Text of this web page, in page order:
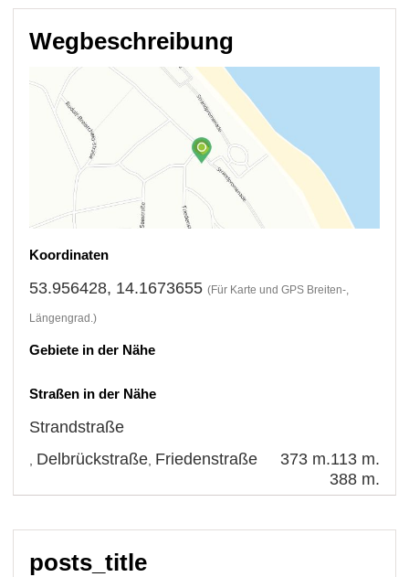
Wegbeschreibung
Koordinaten
53.956428, 14.1673655 (Für Karte und GPS Breiten-,
Längengrad.)
Gebiete in der Nähe
Straßen in der Nähe
Strandstraße
113 m.
Delbrückstraße 373 m.
Friedenstraße
388 m.
posts_title